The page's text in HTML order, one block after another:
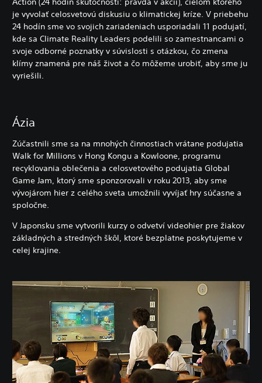
je vyvolať celosvetovú diskusiu o klimatickej kríze. V priebehu
24 hodín sme vo svojich zariadeniach usporiadali 11 podujatí,
kde sa Climate Reality Leaders podelili so zamestnancami o
svoje odborné poznatky v súvislosti s otázkou, čo zmena
klímy znamená pre náš život a čo môžeme urobiť, aby sme ju
vyriešili.
Ázia
Zúčastnili sme sa na mnohých činnostiach vrátane podujatia
Walk for Millions v Hong Kongu a Kowloone, programu
recyklovania oblečenia a celosvetového podujatia Global
Game Jam, ktorý sme sponzorovali v roku 2013, aby sme
vývojárom hier z celého sveta umožnili vyvíjať hry súčasne a
spoločne.
V Japonsku sme vytvorili kurzy o odvetví videohier pre žiakov
základných a stredných škôl, ktoré bezplatne poskytujeme v
celej krajine.